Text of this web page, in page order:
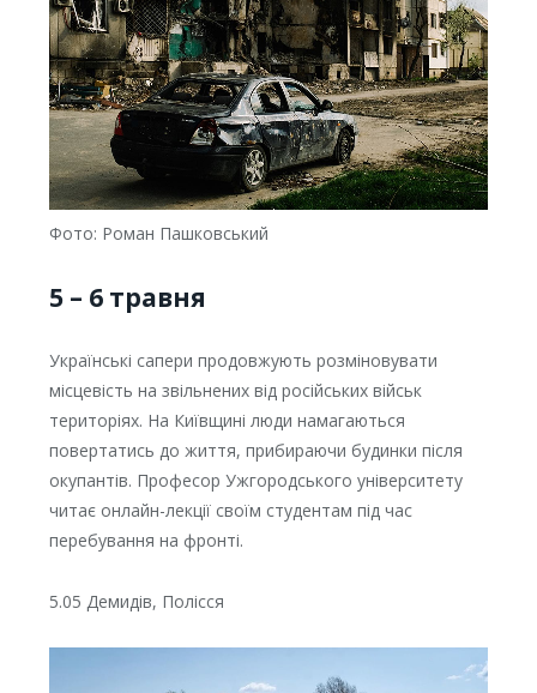
Фото: Роман Пашковський
5 – 6 травня
Українські сапери продовжують розміновувати
місцевість на звільнених від російських військ
територіях. На Київщині люди намагаються
повертатись до життя, прибираючи будинки після
окупантів. Професор Ужгородського університету
читає онлайн-лекції своїм студентам під час
перебування на фронті.
5.05 Демидів, Полісся